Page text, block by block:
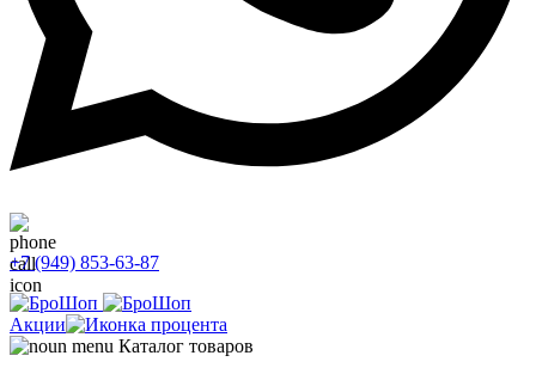
+7 (949) 853-63-87
Акции
Каталог товаров